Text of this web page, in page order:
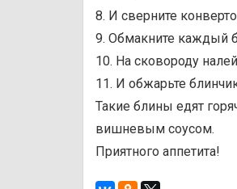
8. И сверните
9. Обмакните каждый
10. На сковороду
11. И обжарьте
Такие блины едят
вишневым соусом.
Приятного аппетита!